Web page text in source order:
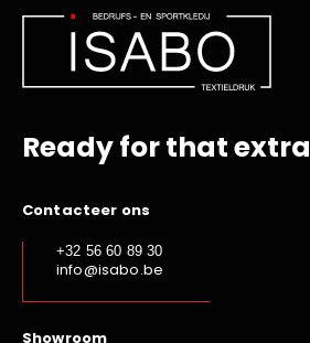
Ready for that extra
Contacteer ons
+32 56 60 89 30
info@isabo.be
Showroom